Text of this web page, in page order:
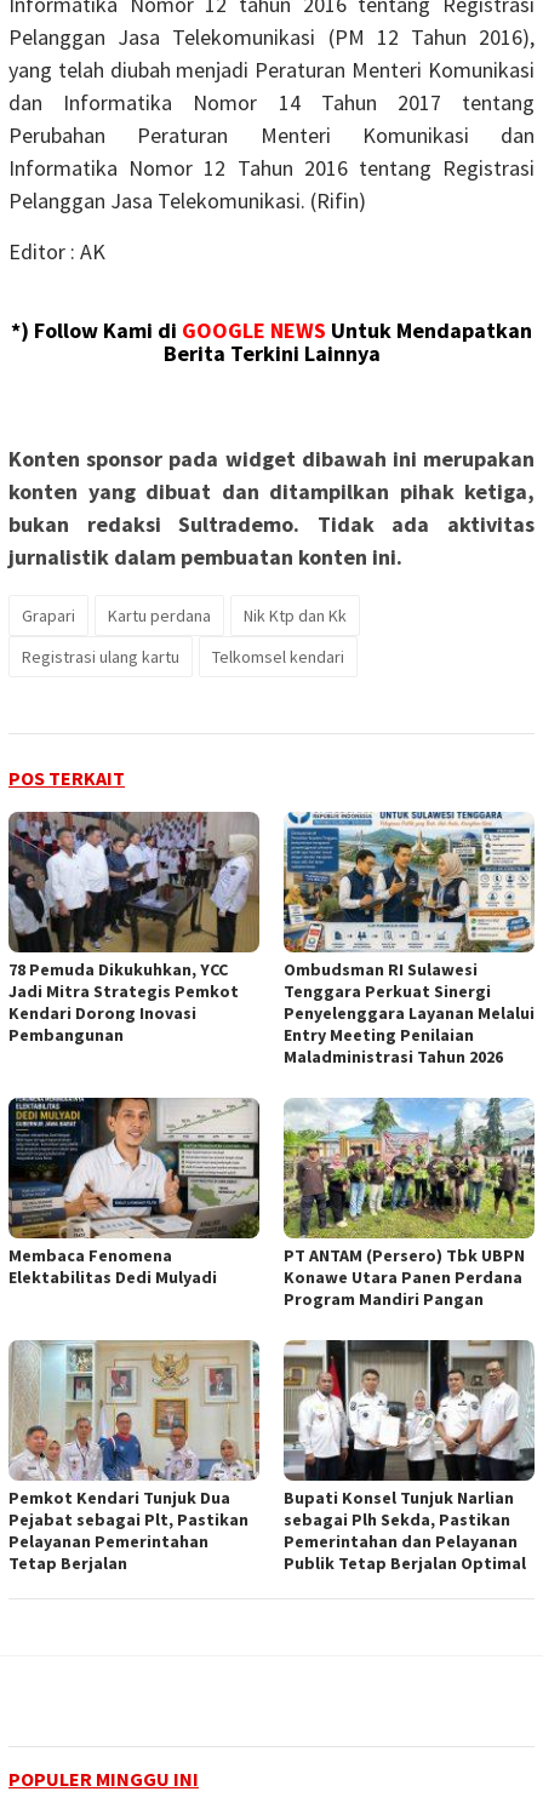
Pelanggan Jasa Telekomunikasi (PM 12 Tahun 2016),
yang telah diubah menjadi Peraturan Menteri Komunikasi
dan Informatika Nomor 14 Tahun 2017 tentang
Perubahan Peraturan Menteri Komunikasi dan
Informatika Nomor 12 Tahun 2016 tentang Registrasi
Pelanggan Jasa Telekomunikasi. (Rifin)
Editor : AK
*) Follow Kami di GOOGLE NEWS Untuk Mendapatkan
Berita Terkini Lainnya
Konten sponsor pada widget dibawah ini merupakan
konten yang dibuat dan ditampilkan pihak ketiga,
bukan redaksi Sultrademo. Tidak ada aktivitas
jurnalistik dalam pembuatan konten ini.
Grapari Kartu perdana
Nik Ktp dan Kk
Registrasi ulang kartu
Telkomsel kendari
POS TERKAIT
78 Pemuda Dikukuhkan, YCC
Jadi Mitra Strategis Pemkot
Kendari Dorong Inovasi
Pembangunan
Ombudsman RI Sulawesi
Tenggara Perkuat Sinergi
Penyelenggara Layanan Melalui
Entry Meeting Penilaian
Maladministrasi Tahun 2026
Membaca Fenomena
Elektabilitas Dedi Mulyadi
PT ANTAM (Persero) Tbk UBPN
Konawe Utara Panen Perdana
Program Mandiri Pangan
Pemkot Kendari Tunjuk Dua
Pejabat sebagai Plt, Pastikan
Pelayanan Pemerintahan
Tetap Berjalan
Bupati Konsel Tunjuk Narlian
sebagai Plh Sekda, Pastikan
Pemerintahan dan Pelayanan
Publik Tetap Berjalan Optimal
POPULER MINGGU INI